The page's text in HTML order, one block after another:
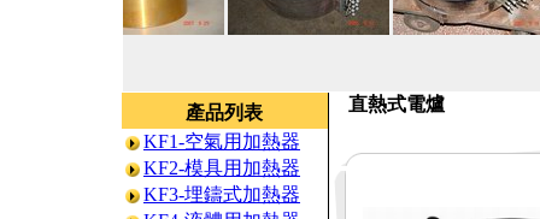
產品列表
KF1-空氣用加熱器
KF2-模具用加熱器
KF3-埋鑄式加熱器
直熱式電爐